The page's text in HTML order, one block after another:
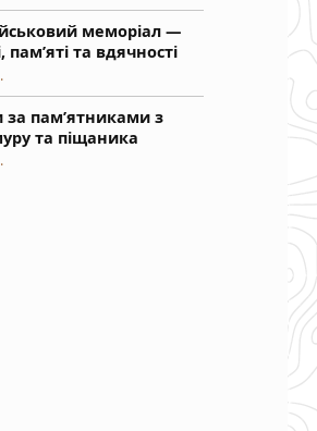
меморіал —
пам’яті та вдячності
меморіал — місце єдності, пам’яті та вдячності”
за пам’ятниками з
та піщаника
за пам’ятниками з граніту, мармуру та піщаника”